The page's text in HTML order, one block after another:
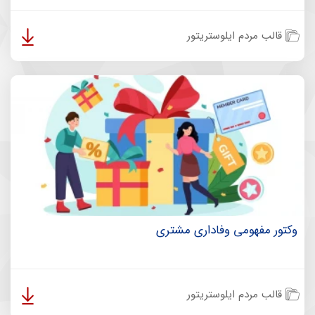
قالب مردم ایلوستریتور
وکتور مفهومی وفاداری مشتری
قالب مردم ایلوستریتور